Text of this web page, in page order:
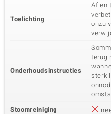
Toelichting
Af en
Onderhoudsinstructies
terug
sterk
Stoomreiniging